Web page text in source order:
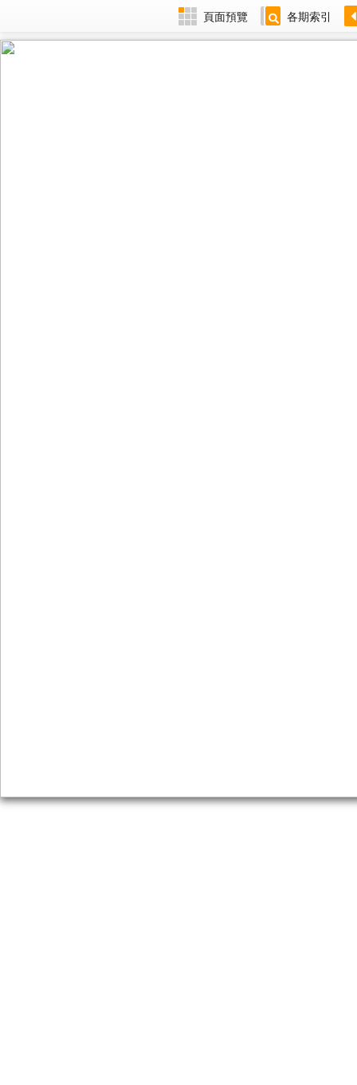
頁面預覽 各期索引